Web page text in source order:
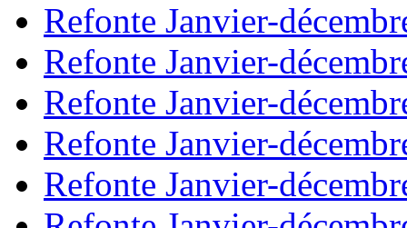
Refonte Janvier-
Refonte Janvier-
Refonte Janvier-
Refonte Janvier-
Refonte Janvier-